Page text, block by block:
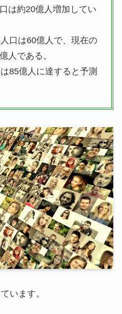
は約20億人増加してい
口は60億人で、現在の
人である。
85億人に達すると予測
います。